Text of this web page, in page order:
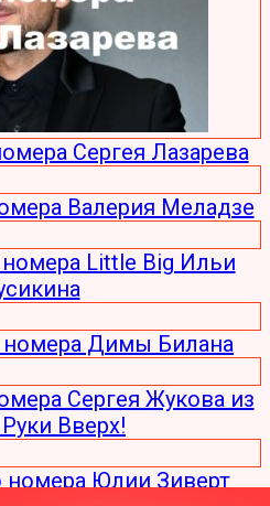
Сергея Лазарева
Валерия Меладзе
Little Big Ильи
номера Димы Билана
Сергея Жукова из
Вверх!
номера Юлии Зиверт